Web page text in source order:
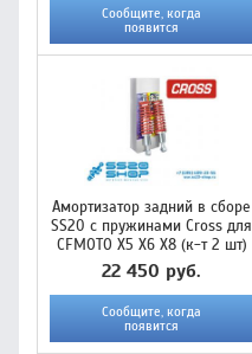
Сообщите, когда
появится
Амортизатор задний в сборе
SS20 с пружинами Cross для
CFMOTO X5 X6 X8 (к-т 2 шт)
22 450 руб.
Сообщите, когда
появится